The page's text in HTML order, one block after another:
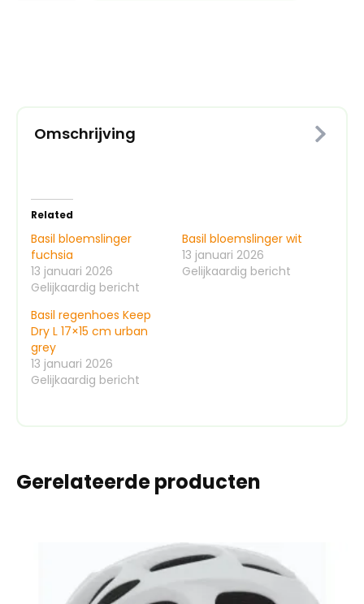
Omschrijving
Related
Basil bloemslinger
fuchsia
13 januari 2026
Gelijkaardig bericht
Basil bloemslinger wit
13 januari 2026
Gelijkaardig bericht
Basil regenhoes Keep
Dry L 17×15 cm urban
grey
13 januari 2026
Gelijkaardig bericht
Gerelateerde producten